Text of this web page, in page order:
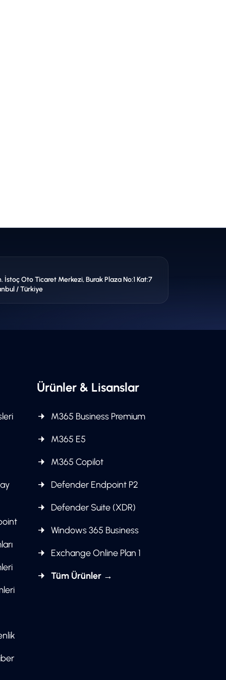
Oto Ticaret Merkezi, Burak Plaza No:1 Kat:7
/ Türkiye
Ürünler & Lisanslar
M365 Business Premium
M365 E5
M365 Copilot
Defender Endpoint P2
Defender Suite (XDR)
Windows 365 Business
Exchange Online Plan 1
Tüm Ürünler →